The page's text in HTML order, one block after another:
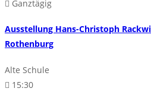
Ganztägig
Ausstellung Hans-Christoph
Rothenburg
Alte Schule
15:30